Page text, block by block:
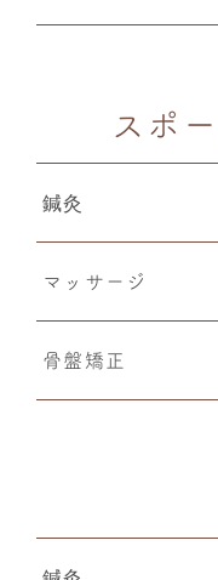
スポ
鍼灸
マッサージ
骨盤矯正